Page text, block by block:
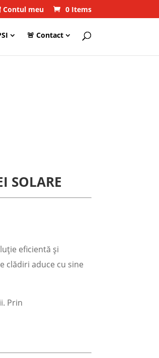
Contul meu 0 Items
🚨 Contact
SOLARE
eficientă și
clădiri aduce cu sine
Prin